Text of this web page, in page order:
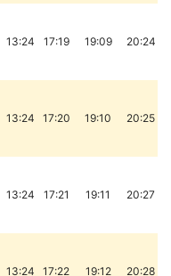
13:24 17:19 19:09 20:24
13:24 17:20 19:10 20:25
13:24 17:21 19:11 20:27
13:24 17:22 19:12 20:28